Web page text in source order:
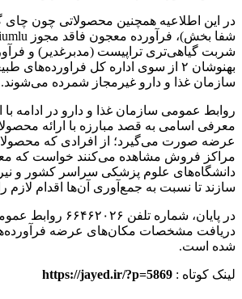
در این اطلاعیه همچنین محصولاتی چون چای
شربت گیاهی‌تری تراپیست (مدبرغدیر) و
بهنوشان ۲ از سوی اداره کل
سازمان غذا و دارو غیرمجاز شمرده می‌شوند.
روابط عمومی سازمان غذا و دارو در ادامه با
معرفی اسامی به قصد مبارزه با ارائه
عرضه صورت می‌گیرد؛ از افرادی که محصولات
مراکز فروش مشاهده می‌کنند خواست که
دانشگاه‌های علوم پزشکی سراسر کشور و
سازند تا نسبت به جمع‌آوری آن‌ها اقدام لازم
در پایان، شماره تلفن
دریافت مشخصات مکان‌های عرضه
شده است.
لینک کوتاه : https://jayed.ir/?p=5869